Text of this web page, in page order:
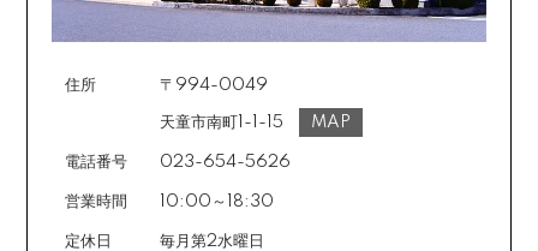
住所 〒994-0049
天童市南町1-1-15 MAP
電話番号 023-654-5626
営業時間 10:00～18:30
定休日 毎月第2水曜日